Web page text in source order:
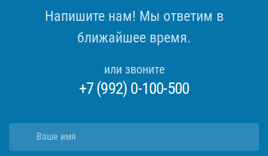
Напишите нам! Мы ответим в
ближайшее время.
или звоните
+7 (992) 0-100-500